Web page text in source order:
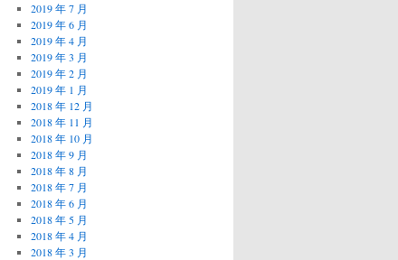
2019 年 7 月
2019 年 6 月
2019 年 4 月
2019 年 3 月
2019 年 2 月
2019 年 1 月
2018 年 12 月
2018 年 11 月
2018 年 10 月
2018 年 9 月
2018 年 8 月
2018 年 7 月
2018 年 6 月
2018 年 5 月
2018 年 4 月
2018 年 3 月